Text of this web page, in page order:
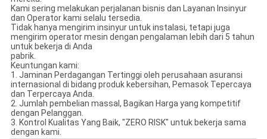
Kami sering melakukan perjalanan bisnis dan Layanan Insinyur
dan Operator kami selalu tersedia.
Tidak hanya mengirim insinyur untuk instalasi, tetapi juga
mengirim operator mesin dengan pengalaman lebih dari 5 tahun
untuk bekerja di Anda
pabrik.
Keuntungan kami:
1. Jaminan Perdagangan Tertinggi oleh perusahaan asuransi
internasional di bidang produk kebersihan, Pemasok Tepercaya
dan Terpercaya Anda.
2. Jumlah pembelian massal, Bagikan Harga yang kompetitif
dengan Pelanggan.
3. Kontrol Kualitas Yang Baik, "ZERO RISK" untuk bekerja sama
dengan kami.